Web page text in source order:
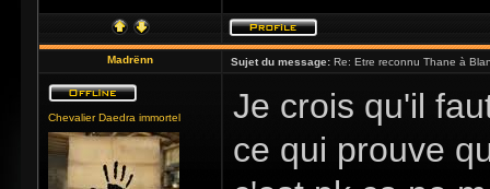
Madrënn Sujet du message: Re: Etre reconnu Thane à
Chevalier Daedra immortel
Je crois qu'il
ce qui prouve